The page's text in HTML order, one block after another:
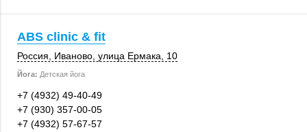
ABS clinic & fit
Россия Иваново улица Ермака, 10
Йога: Детская йога
+7 (4932) 49-40-49
+7 (930) 357-00-05
+7 (4932) 57-67-57